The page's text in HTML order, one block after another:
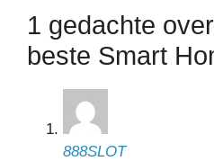
1 gedachte
beste Smart
888SLOT